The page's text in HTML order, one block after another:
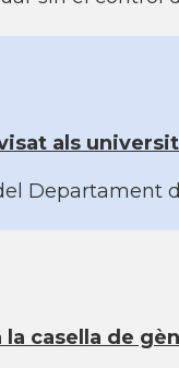
als
Departament
la casella de